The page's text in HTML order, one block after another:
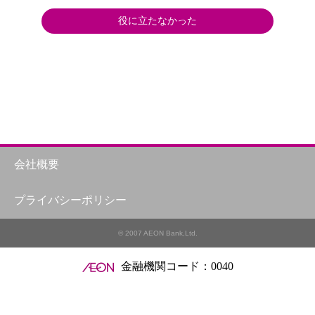
役に立たなかった
会社概要
プライバシーポリシー
© 2007 AEON Bank,Ltd.
金融機関コード：0040